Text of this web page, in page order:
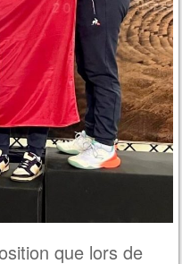
que lors de